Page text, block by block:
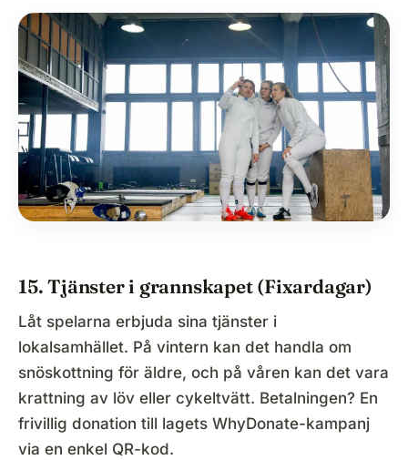
15. Tjänster i grannskapet (Fixardagar)
Låt spelarna erbjuda sina tjänster i
lokalsamhället. På vintern kan det handla om
snöskottning för äldre, och på våren kan det vara
krattning av löv eller cykeltvätt. Betalningen? En
frivillig donation till lagets WhyDonate-kampanj
via en enkel QR-kod.